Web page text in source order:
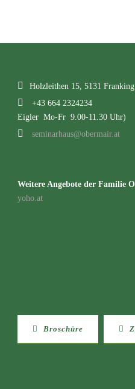
Holzleithen 15, 5131 Franking
+43 664
Eigler Mo-Fr 9.00-11.30 Uhr)
seminarhaus@obermair.at
Weitere Angebote der Familie
yoho.at
Broschüre